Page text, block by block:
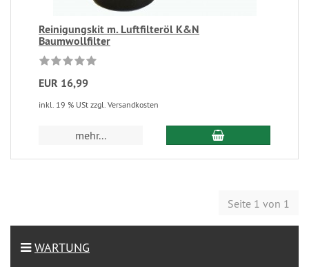
Reinigungskit m. Luftfilteröl K&N
Baumwollfilter
EUR 16,99
inkl. 19 % USt zzgl. Versandkosten
mehr...
Seite 1 von 1
WARTUNG